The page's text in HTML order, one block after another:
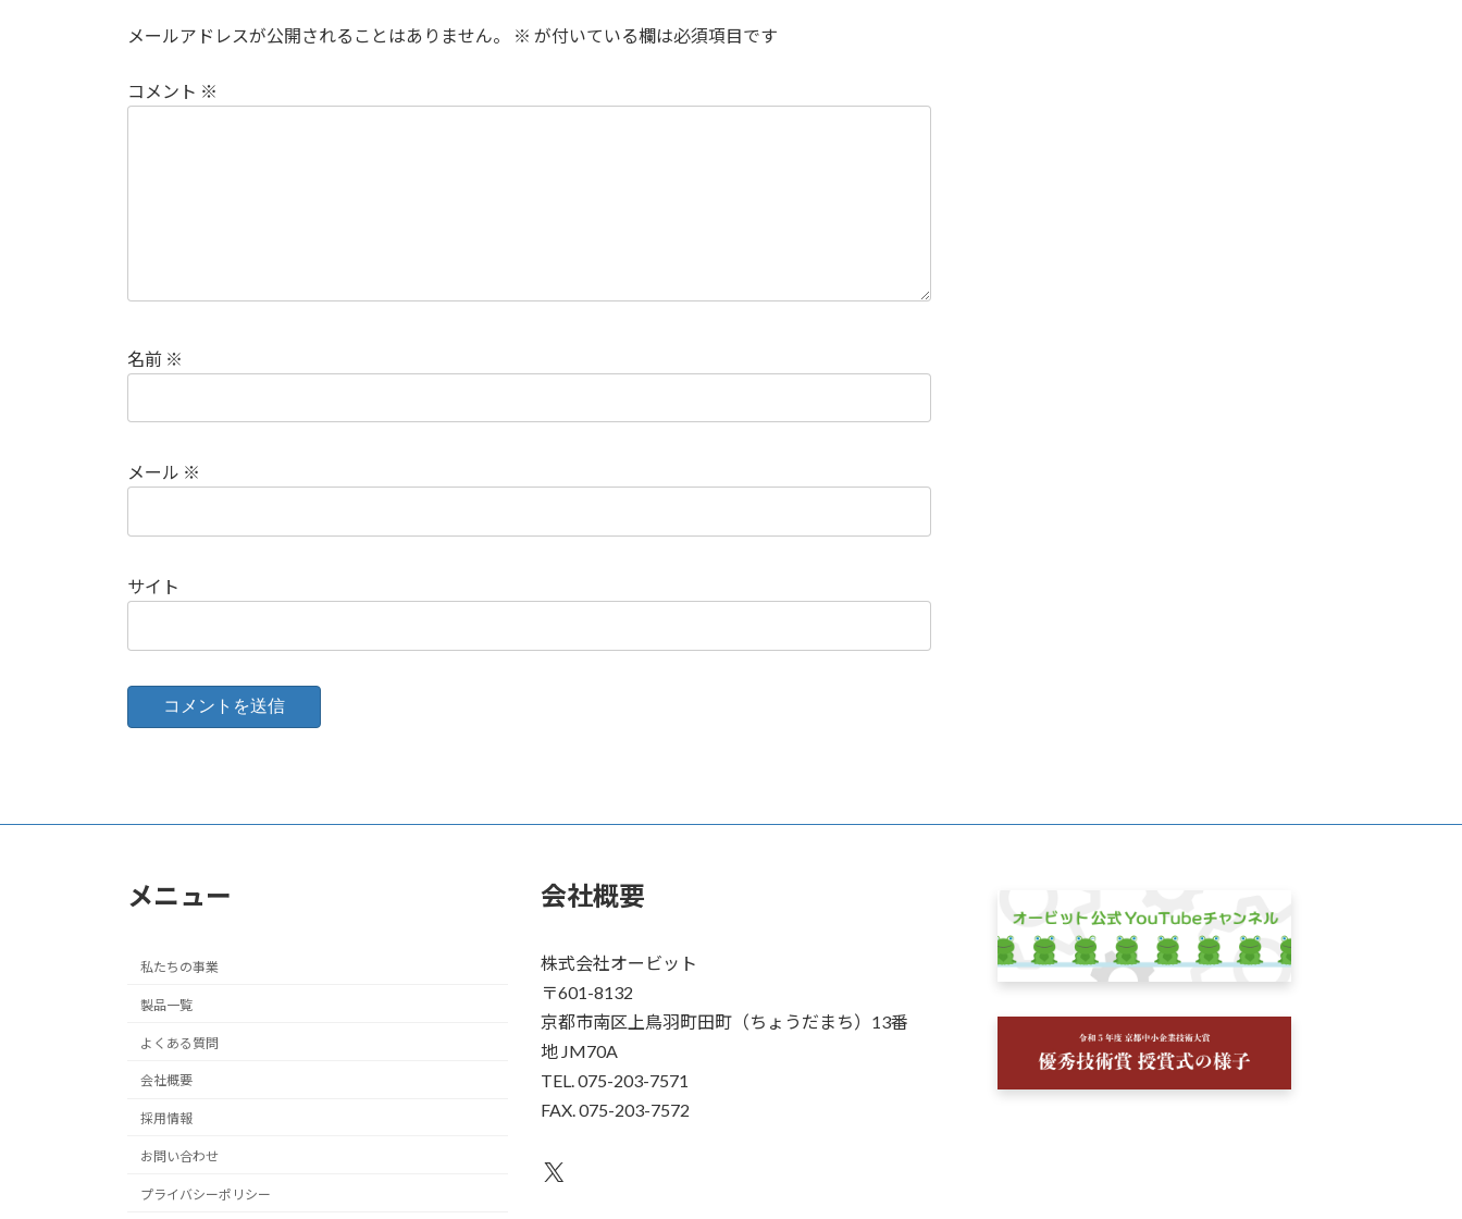
メールアドレスが公開されることはありません。 ※ が付いている欄は必須項目です
コメント ※
名前 ※
メール ※
サイト
メニュー
私たちの事業
製品一覧
よくある質問
会社概要
採用情報
お問い合わせ
プライバシーポリシー
会社概要
株式会社オービット
〒601-8132
京都市南区上鳥羽町田町（ちょうだまち）13番
地 JM70A
TEL. 075-203-7571
FAX. 075-203-7572
X